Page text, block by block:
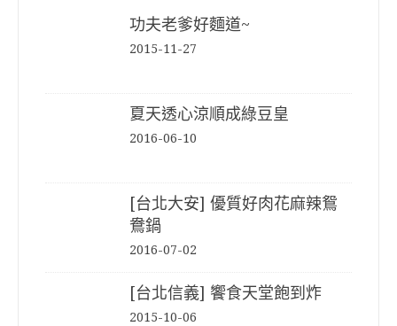
功夫老爹好麵道~
2015-11-27
夏天透心涼順成綠豆皇
2016-06-10
[台北大安] 優質好肉花麻辣鴛
鴦鍋
2016-07-02
[台北信義] 饗食天堂飽到炸
2015-10-06